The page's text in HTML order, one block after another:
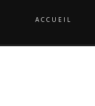
ACCUEIL